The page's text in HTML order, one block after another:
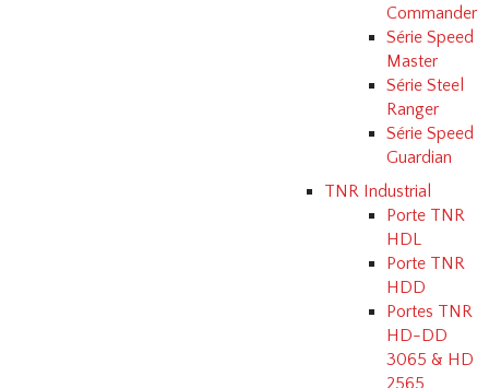
Commander
Série Speed
Master
Série Steel
Ranger
Série Speed
Guardian
TNR Industrial
Porte TNR
HDL
Porte TNR
HDD
Portes TNR
HD-DD
3065 & HD
2565